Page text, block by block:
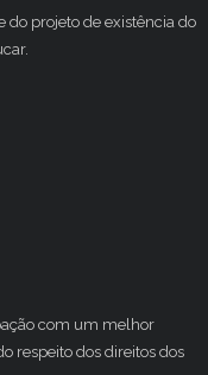
do projeto de existência do
com um melhor
respeito dos direitos dos